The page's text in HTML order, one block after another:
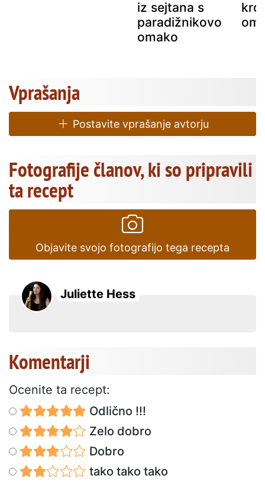
iz sejtana s
paradižnikovo
omako
Vprašanja
Postavite vprašanje avtorju
Fotografije članov, ki so pripravili
ta recept
Objavite svojo fotografijo tega recepta
Juliette Hess
Komentarji
Ocenite ta recept:
Odlično !!!
Zelo dobro
Dobro
tako tako tako